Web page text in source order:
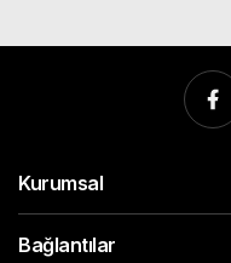
Kurumsal
Bağlantılar